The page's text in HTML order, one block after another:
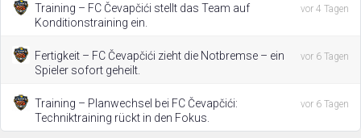
Training – FC Čevapčići stellt das Team auf
Konditionstraining ein.
vor 4 Tagen
Fertigkeit – FC Čevapčići zieht die Notbremse – ein
Spieler sofort geheilt.
vor 6 Tagen
Training – Planwechsel bei FC Čevapčići:
Techniktraining rückt in den Fokus.
vor 6 Tagen